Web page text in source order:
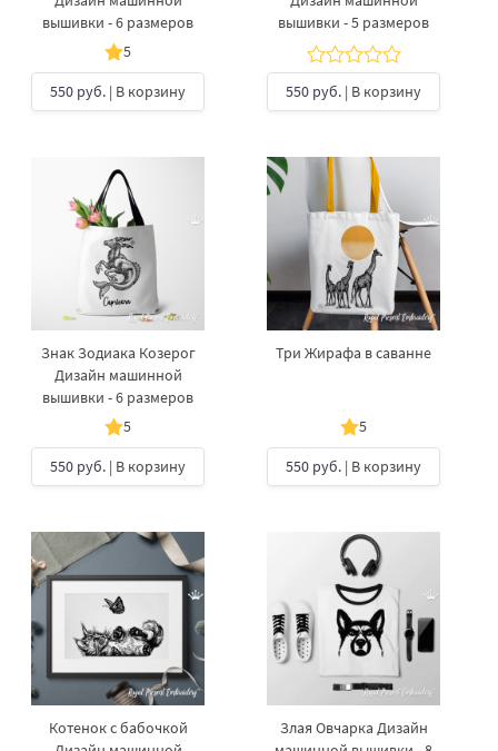
вышивки - 6 размеров
5
550 руб. | В корзину
вышивки - 5 размеров
550 руб. | В корзину
Знак Зодиака Козерог
Дизайн машинной
вышивки - 6 размеров
5
550 руб. | В корзину
Три Жирафа в саванне
5
550 руб. | В корзину
Котенок с бабочкой
Злая Овчарка Дизайн